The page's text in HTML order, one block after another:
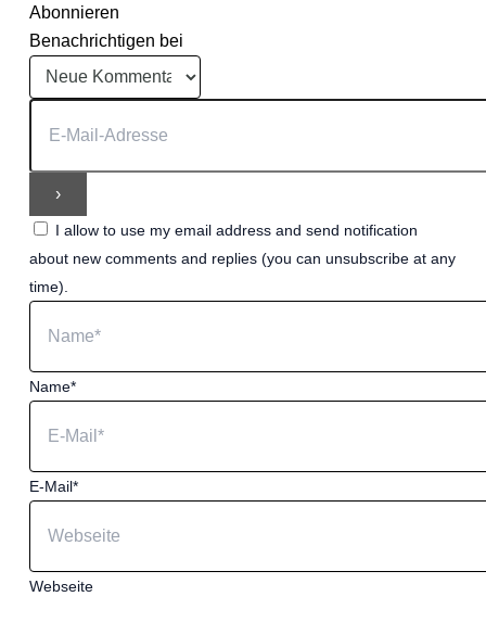
Abonnieren
Benachrichtigen bei
I allow to use my email address and send notification
about new comments and replies (you can unsubscribe at any
time).
Name*
E-Mail*
Webseite